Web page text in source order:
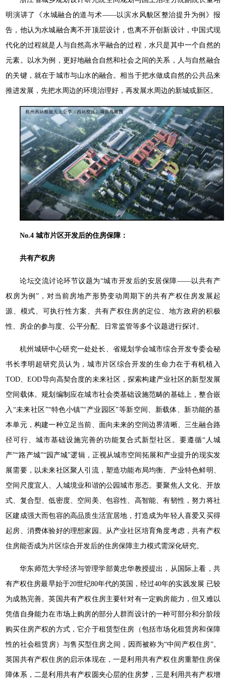
明演讲了《水城融合的道与术——以滨水风貌区整治提升为例》报
告，他认为水城融合离不开顶层设计，也离不开创新设计，中国式现
代化的过程就是人与自然高水平融合的过程，水只是其中一个自然的
元素。以水为例，更好地融合自然和社会之间的关系，人与自然融合
的关键，就在于城市与山水的融合。相当于把水做成自然的公共品来
推进发展，先把水周边的环境治理好，再发展水周边的新城或新区。
No.4 城市片区开发后的住房保障：
共有产权房
论坛交流讨论环节议题为“城市开发后的安居保障——以共有产
权房为例”，对当前房地产形势变动周期下的共有产权住房发展起
源、模式、可执行性方案、共有产权住房的定位、地方政府的积极
性、房企的参与度、公平分配、日常监管等多个议题进行探讨。
杭州城研中心研究一处处长、省规划学会城市综合开发专委会秘
书长李明超研究员认为，城市片区综合开发的生命力在于有机植入
TOD、EOD导向高契合度的未来社区，探索构建产业社区的新型发展
空间载体。规划编制应在城市社会类基础设施范畴的基础上，整合嵌
入“未来社区”“特色小镇”“产业园区”等新空间、新载体、新功能的基
本单元，构建一种立足当前、面向未来的空间边界清晰、三生融合路
径可行、城市基础设施完善的功能复合式新型社区。要遵循“人城
产”“路产城”“园产城”逻辑，正视从城市空间拓展和产业提升的现实发
展需要，以未来社区聚人引流，塑造功能布局均衡、产业特色鲜明、
空间尺度宜人、人城境业和谐的公园城市形态。要聚焦人文化、开放
式、复合型、低密度、空间美、包容性、高智能、有韧性，努力将社
区建成强大而包容的高品质生活宜居地，打造成为年轻人喜爱又买得
起房、消费体验好的理想家园。从产业社区培育角度考虑，共有产权
住房能否成为片区综合开发后的住房保障主力模式需深化研究。
华东师范大学经济与管理学部黄忠华教授提出，从国际上看，共
有产权住房最早始于20世纪80年代的英国，经过40年的实践发展 已较
为成熟完善。英国共有产权住房主要针对有一定购房能力，但又难以
凭借自身能力在市场上购房的部分人群而设计的一种可部分和分阶段
购买住房产权的方式，它介于租赁型住房（包括市场化租赁房和保障
性的社会租赁房）与售买型住房之间，因而被称为“中间产权住房”。
英国共有产权住房的启示体现在，一是利用共有产权住房重塑住房保
障体系，二是利用共有产权圆夹心层的住房梦，三是利用共有产权增